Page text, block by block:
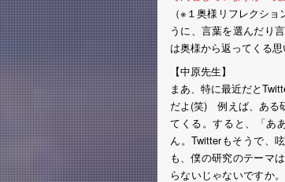
（※１奥様リフレクシ
うに、言葉を選んだり
は奥様から返ってくる
【中原先生】
まあ、特に最近だと
だよ(笑) 例えば、ある
てくる。すると、「あ
ん。Twitterもそうで、
も、僕の研究のテーマ
らないじゃないですか